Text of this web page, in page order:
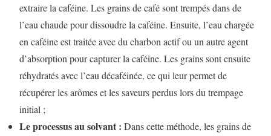
extraire la caféine. Les grains de café sont trempés dans de
l’eau chaude pour dissoudre la caféine. Ensuite, l’eau chargée
en caféine est traitée avec du charbon actif ou un autre agent
d’absorption pour capturer la caféine. Les grains sont ensuite
réhydratés avec l’eau décaféinée, ce qui leur permet de
récupérer les arômes et les saveurs perdus lors du trempage
initial ;
Le processus au solvant : Dans cette méthode, les grains de